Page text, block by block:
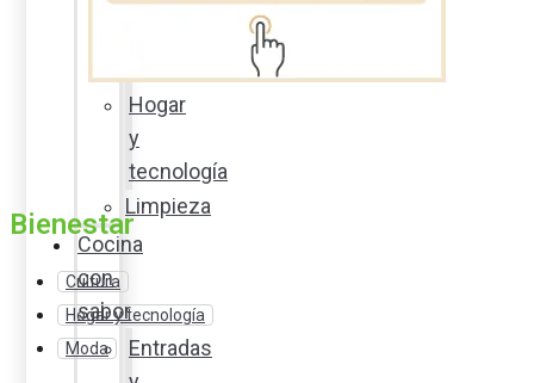
Hogar
y
tecnología
Limpieza
Cocina
con
sabor
Entradas
Bienestar
Cultura
Hogar y tecnología
Moda